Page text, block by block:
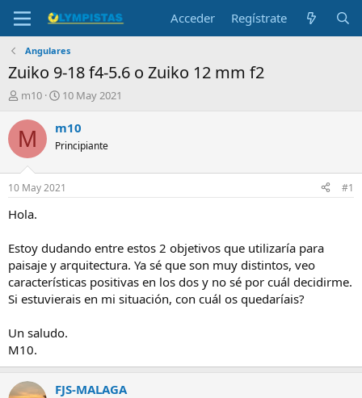
Acceder Regístrate
Angulares
Zuiko 9-18 f4-5.6 o Zuiko 12 mm f2
I
i
c
a
d
o
r
l
t
e
m
m10
F
c
h
a
e
i
i
o
10 May 2021
M m10
Principiante
10 May 2021 #1
Hola.
Estoy dudando entre estos 2 objetivos que utilizaría para
paisaje y arquitectura. Ya sé que son muy distintos, veo
características positivas en los dos y no sé por cuál decidirme.
Si estuvierais en mi situación, con cuál os quedaríais?
Un saludo.
M10.
FJS-MALAGA